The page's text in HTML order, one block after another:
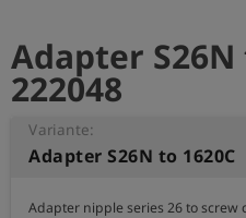
Adapter S26N
222048
Variante:
Adapter S26N to 1620C
Adapter nipple series 26 to screw